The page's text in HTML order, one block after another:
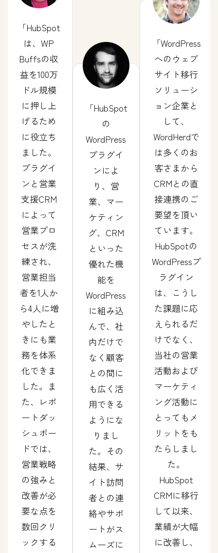
HubSpot
は、WP
Buffsの収
益を100万
ドル規模
に押し上
げるため
に役立ち
ました。
プラグイ
ンと営業
支援CRM
によって
営業プロ
セスが洗
練され、
営業担当
者を1人か
ら4人に増
やしたと
きにも業
務を体系
化できま
した。ま
た、レポ
ートダッ
シュボー
ドでは、
営業戦略
の強みと
改善が必
要な点を
数回クリ
ックする
HubSpot
の
WordPress
プラグイ
ンによ
り、営
業、マー
ケティン
グ、CRM
といった
優れた機
能を
WordPress
に組み込
んで、社
内だけで
なく顧客
との間に
も広く活
用できる
ようにな
りまし
た。その
結果、サ
イト訪問
者との連
絡やサポ
ートがス
ムーズに
WordPress
へのウェブ
サイト移行
ソリューシ
ョン企業と
して、
WordHerdで
は多くのお
客さまから
CRMとの直
接連携のご
要望を頂い
ています。
HubSpotの
WordPressプ
ラグイン
は、こうし
た課題に応
えられるだ
けでなく、
当社の営業
活動および
マーケティ
ング活動に
とってもメ
リットをも
たらしまし
た。
HubSpot
CRMに移行
して以来、
業績が大幅
に改善し、